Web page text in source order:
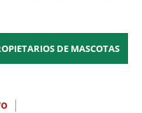
DE MASCOTAS
|